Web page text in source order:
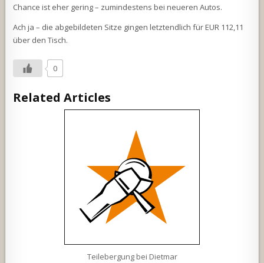
Chance ist eher gering – zumindestens bei neueren Autos.
Ach ja – die abgebildeten Sitze gingen letztendlich für EUR 112,11
über den Tisch.
0
Related Articles
Teilebergung bei Dietmar